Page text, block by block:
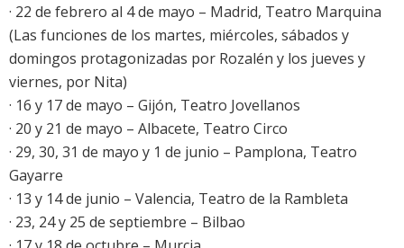
· 22 de febrero al 4 de mayo – Madrid, Teatro Marquina
(Las funciones de los martes, miércoles, sábados y
domingos protagonizadas por Rozalén y los jueves y
viernes, por Nita)
· 16 y 17 de mayo – Gijón, Teatro Jovellanos
· 20 y 21 de mayo – Albacete, Teatro Circo
· 29, 30, 31 de mayo y 1 de junio – Pamplona, Teatro
Gayarre
· 13 y 14 de junio – Valencia, Teatro de la Rambleta
· 23, 24 y 25 de septiembre – Bilbao